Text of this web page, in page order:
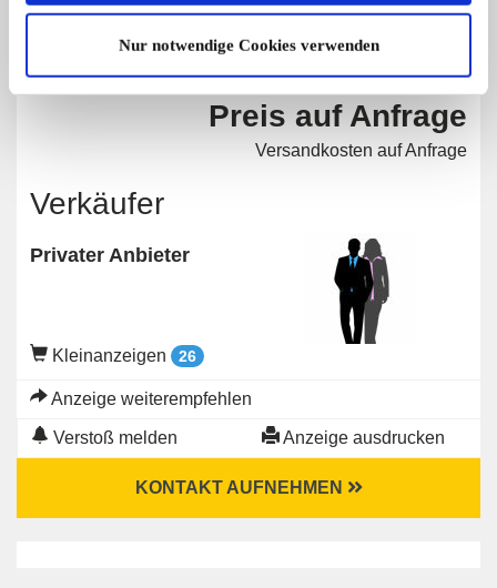
Nur notwendige Cookies verwenden
904 x angesehen
0 x gemerkt
Preis auf Anfrage
Versandkosten auf Anfrage
Verkäufer
Privater Anbieter
Kleinanzeigen 26
Anzeige weiterempfehlen
Verstoß melden Anzeige ausdrucken
KONTAKT AUFNEHMEN